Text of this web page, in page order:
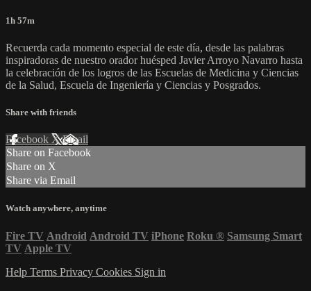
1h 57m
Recuerda cada momento especial de este día, desde las palabras
inspiradoras de nuestro orador huésped Javier Arroyo Navarro hasta
la celebración de los logros de las Escuelas de Medicina y Ciencias
de la Salud, Escuela de Ingeniería y Ciencias y Posgrados.
Share with friends
Facebook XEmail
Share on Facebook
Share on X
Share via Email
Watch anywhere, anytime
Fire TV Android Android TV iPhone Roku ® Samsung Smart
TV Apple TV
Help Terms Privacy Cookies Sign in